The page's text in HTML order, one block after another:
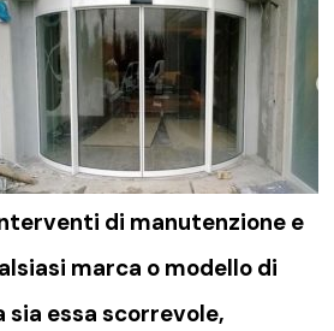
di manutenzione e
marca o modello di
essa scorrevole,